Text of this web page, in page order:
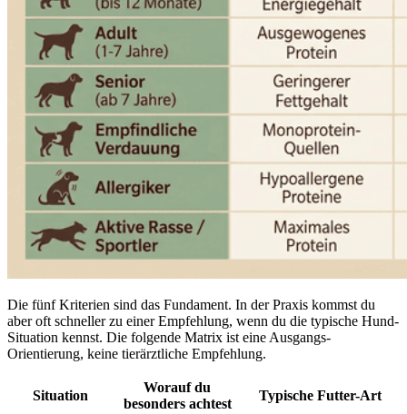
Die fünf Kriterien sind das Fundament. In der Praxis kommst du
aber oft schneller zu einer Empfehlung, wenn du die typische Hund-
Situation kennst. Die folgende Matrix ist eine Ausgangs-
Orientierung, keine tierärztliche Empfehlung.
Situation
Worauf du
besonders achtest
Typische Futter-Art